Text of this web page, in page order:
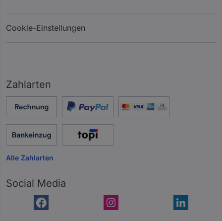
Cookie-Einstellungen
Zahlarten
Alle Zahlarten
Social Media